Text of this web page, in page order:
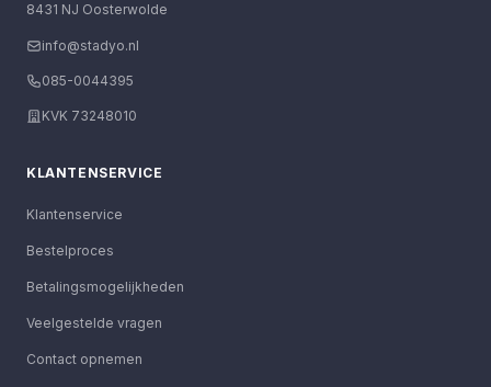
8431 NJ Oosterwolde
info@stadyo.nl
085-0044395
KVK 73248010
KLANTENSERVICE
Klantenservice
Bestelproces
Betalingsmogelijkheden
Veelgestelde vragen
Contact opnemen